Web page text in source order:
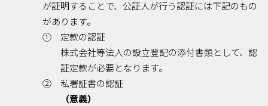
が証明することで、公証人が行う認証には下記のもの
があります。
① 定款の認証
株式会社等法人の設立登記の添付書類として、認
証定款が必要となります。
② 私署証書の認証
（意義）